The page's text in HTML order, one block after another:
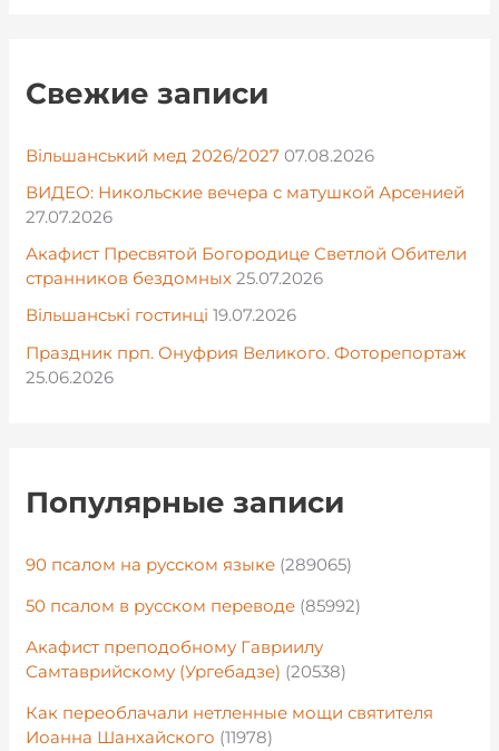
Свежие записи
Вільшанський мед 2026/2027 07.08.2026
ВИДЕО: Никольские вечера с матушкой Арсенией
27.07.2026
Акафист Пресвятой Богородице Светлой Обители
странников бездомных 25.07.2026
Вільшанські гостинці 19.07.2026
Праздник прп. Онуфрия Великого. Фоторепортаж
25.06.2026
Популярные записи
90 псалом на русском языке (289065)
50 псалом в русском переводе (85992)
Акафист преподобному Гавриилу
Самтаврийскому (Ургебадзе) (20538)
Как переоблачали нетленные мощи святителя
Иоанна Шанхайского (11978)